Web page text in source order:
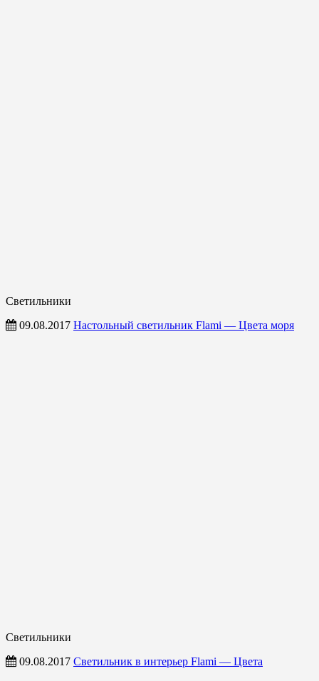
Светильники
09.08.2017 Настольный светильник Flami — Цвета моря
Светильники
09.08.2017 Светильник в интерьер Flami — Цвета